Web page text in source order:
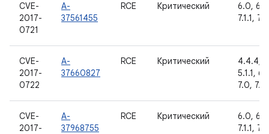
CVE-
2017-
0721
A-
37561455
RCE Критический
6.0,
7.1.1,
CVE-
2017-
0722
A-
37660827
RCE Критический
4.4.4,
5.1.1,
7.0,
CVE-
2017-
A-
37968755
RCE Критический
6.0,
7.1.1,